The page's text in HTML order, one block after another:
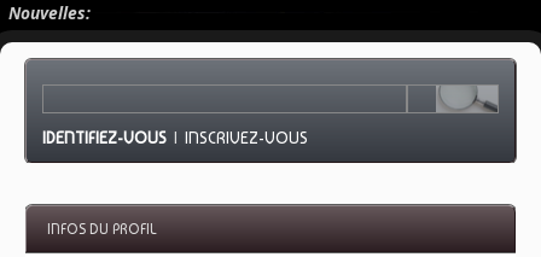
Nouvelles:
IDENTIFIEZ-VOUS |INSCRIVEZ-VOUS
INFOS DU PROFIL